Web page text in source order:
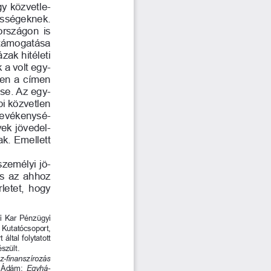
közvetle-
is
hitéleti
a volt egy-
a címen
Az egy-
közvetlen
-
jövedel-
emellett
jö-
az ahhoz
hogy
kar Pénzügyi
kutatócsoport,
által folytatott
finanszírozás
Ádám:
Egyhá-